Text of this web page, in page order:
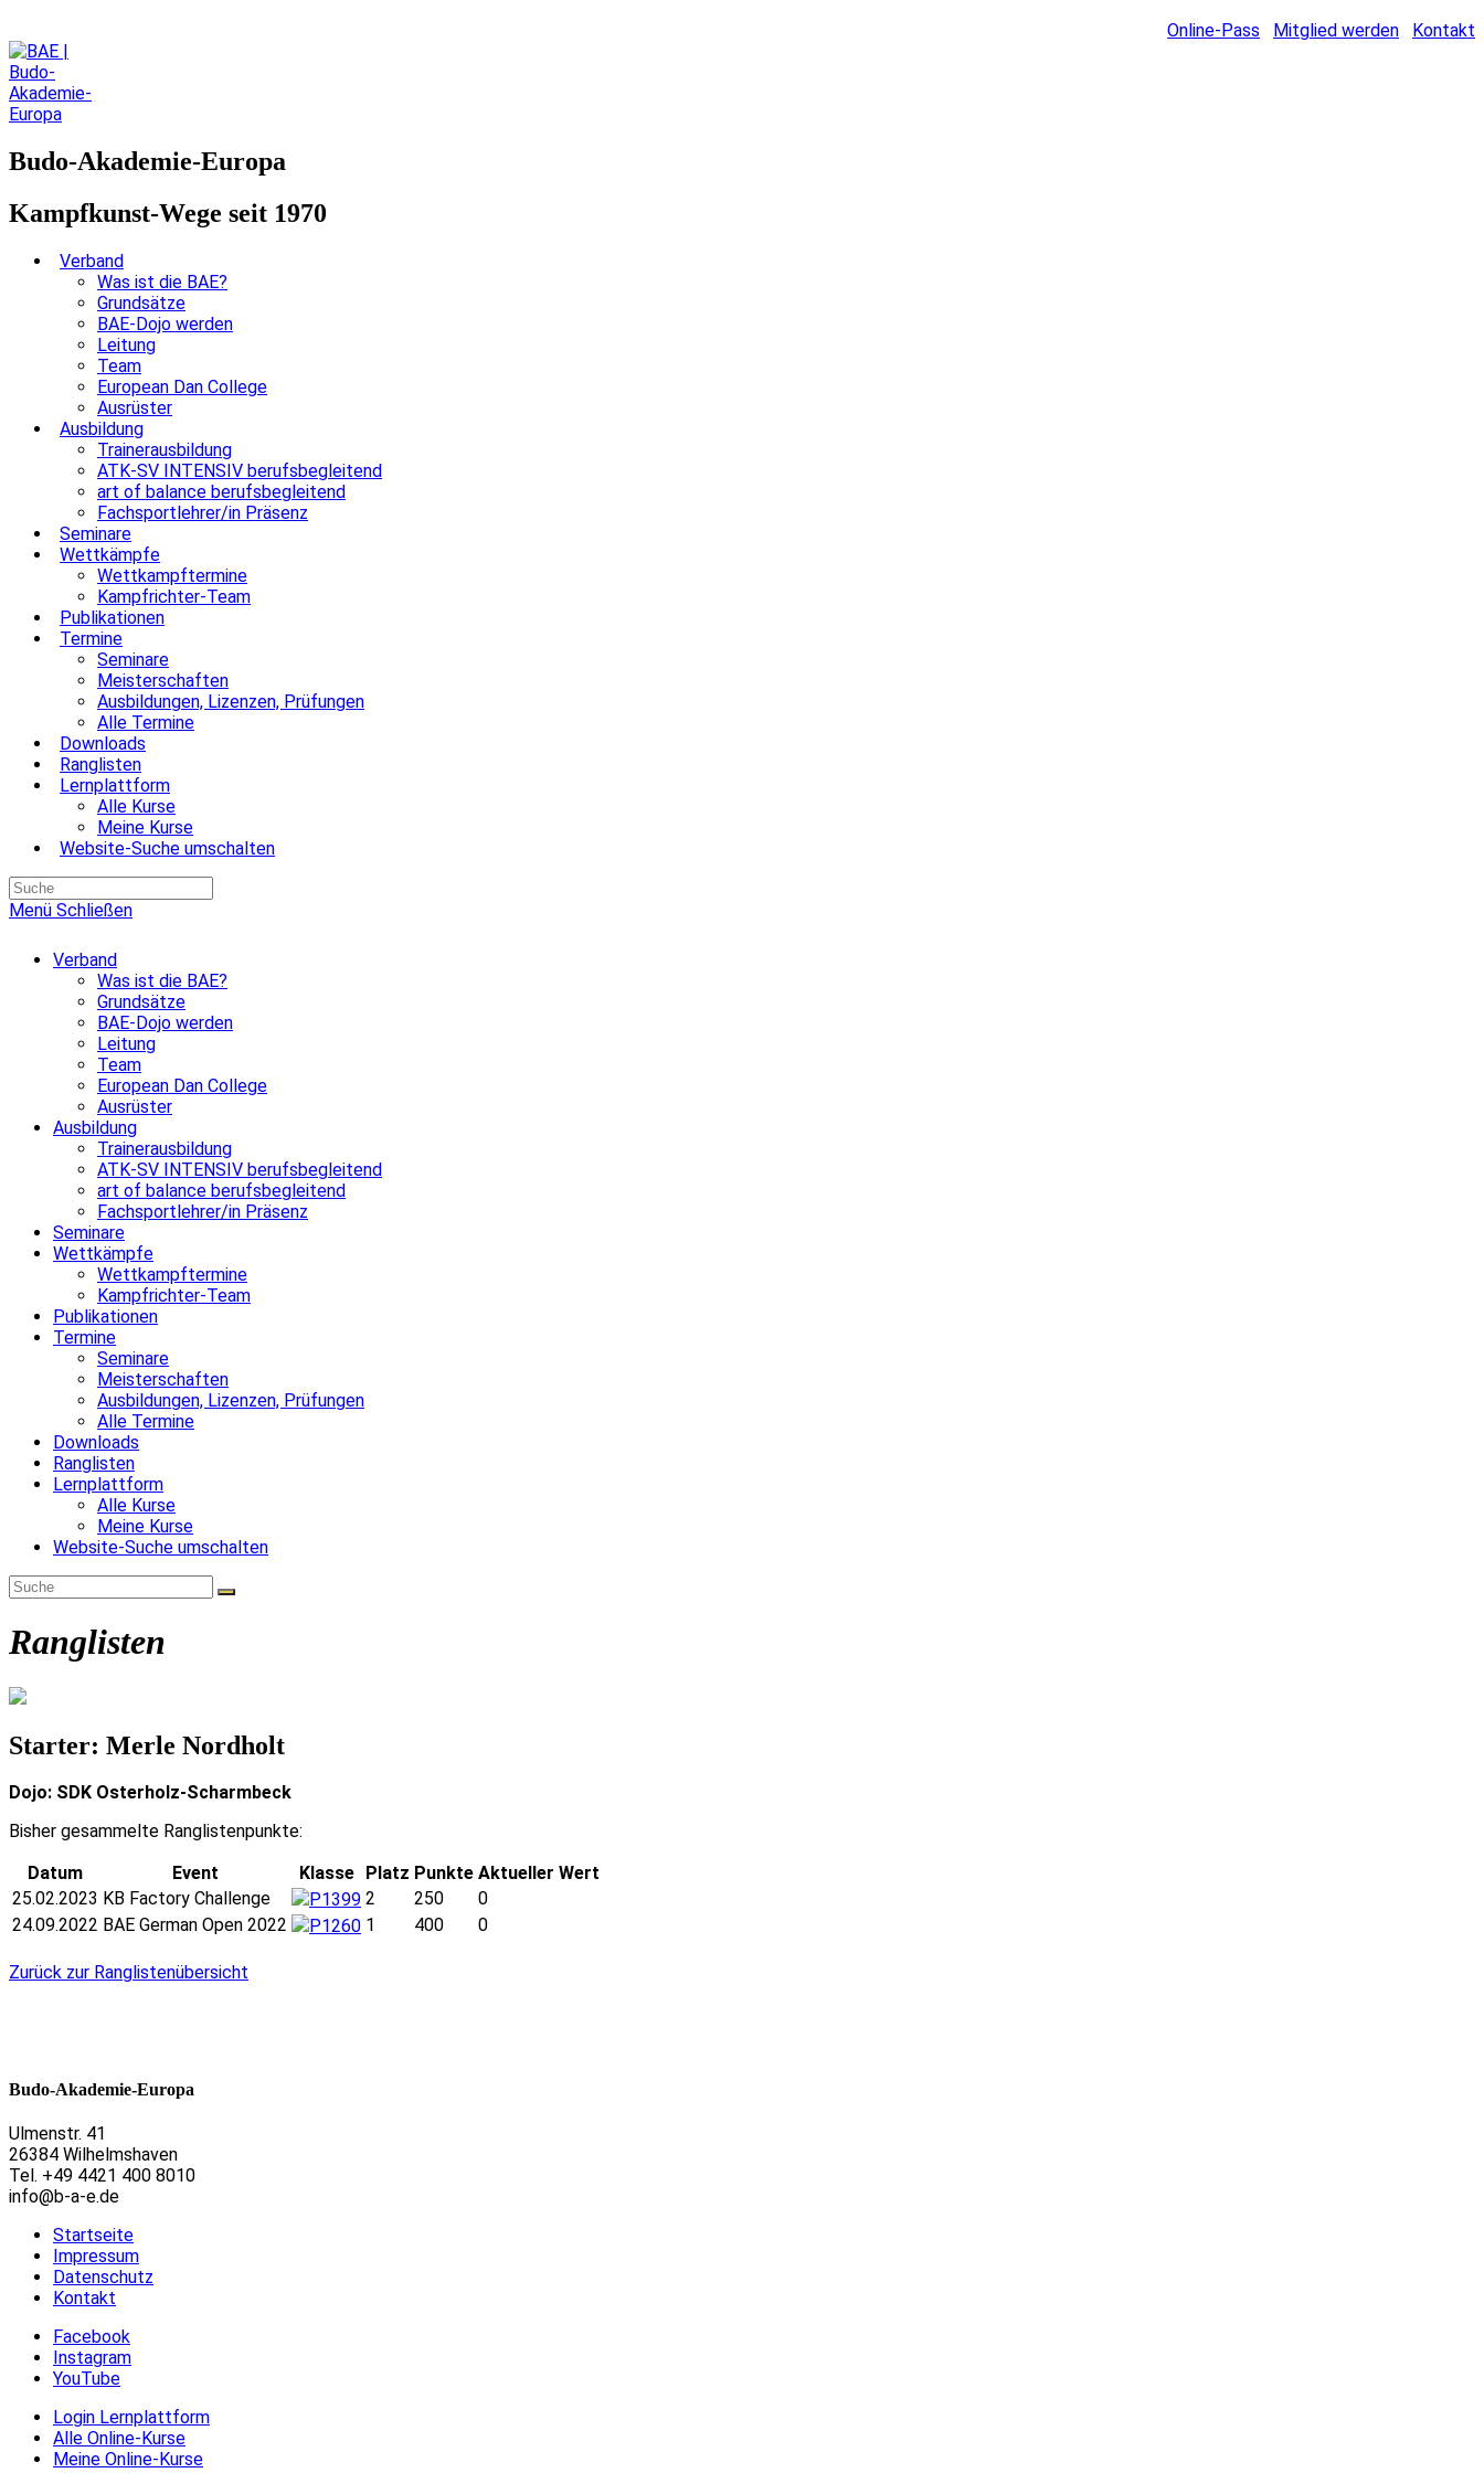
Online-Pass Mitglied werden Kontakt
Budo-Akademie-Europa
Kampfkunst-Wege seit 1970
Verband
Was ist die BAE?
Grundsätze
BAE-Dojo werden
Leitung
Team
European Dan College
Ausrüster
Ausbildung
Trainerausbildung
ATK-SV INTENSIV berufsbegleitend
art of balance berufsbegleitend
Fachsportlehrer/in Präsenz
Seminare
Wettkämpfe
Wettkampftermine
Kampfrichter-Team
Publikationen
Termine
Seminare
Meisterschaften
Ausbildungen, Lizenzen, Prüfungen
Alle Termine
Downloads
Ranglisten
Lernplattform
Alle Kurse
Meine Kurse
Website-Suche umschalten
Menü Schließen
Verband
Was ist die BAE?
Grundsätze
BAE-Dojo werden
Leitung
Team
European Dan College
Ausrüster
Ausbildung
Trainerausbildung
ATK-SV INTENSIV berufsbegleitend
art of balance berufsbegleitend
Fachsportlehrer/in Präsenz
Seminare
Wettkämpfe
Wettkampftermine
Kampfrichter-Team
Publikationen
Termine
Seminare
Meisterschaften
Ausbildungen, Lizenzen, Prüfungen
Alle Termine
Downloads
Ranglisten
Lernplattform
Alle Kurse
Meine Kurse
Website-Suche umschalten
Ranglisten
Starter: Merle Nordholt
Dojo: SDK Osterholz-Scharmbeck
Bisher gesammelte Ranglistenpunkte:
Datum
Event Klasse Platz Punkte Aktueller Wert
25.02.2023 KB Factory Challenge P1399 2 250
0
24.09.2022 BAE German Open 2022 P1260 1 400 0
Zurück zur Ranglistenübersicht
Budo-Akademie-Europa
Ulmenstr. 41
26384 Wilhelmshaven
Tel. +49 4421 400 8010
info@b-a-e.de
Startseite
Impressum
Datenschutz
Kontakt
Facebook
Instagram
YouTube
Login Lernplattform
Alle Online-Kurse
Meine Online-Kurse